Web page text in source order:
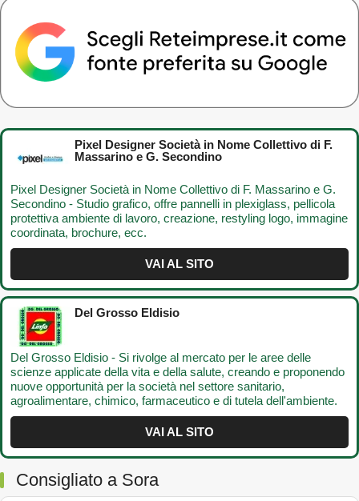
Pixel Designer Società in Nome Collettivo di F.
Massarino e G. Secondino
Pixel Designer Società in Nome Collettivo di F. Massarino e G.
Secondino - Studio grafico, offre pannelli in plexiglass, pellicola
protettiva ambiente di lavoro, creazione, restyling logo, immagine
coordinata, brochure, ecc.
VAI AL SITO
Del Grosso Eldisio
Del Grosso Eldisio - Si rivolge al mercato per le aree delle
scienze applicate della vita e della salute, creando e proponendo
nuove opportunità per la società nel settore sanitario,
agroalimentare, chimico, farmaceutico e di tutela dell'ambiente.
VAI AL SITO
Consigliato a Sora